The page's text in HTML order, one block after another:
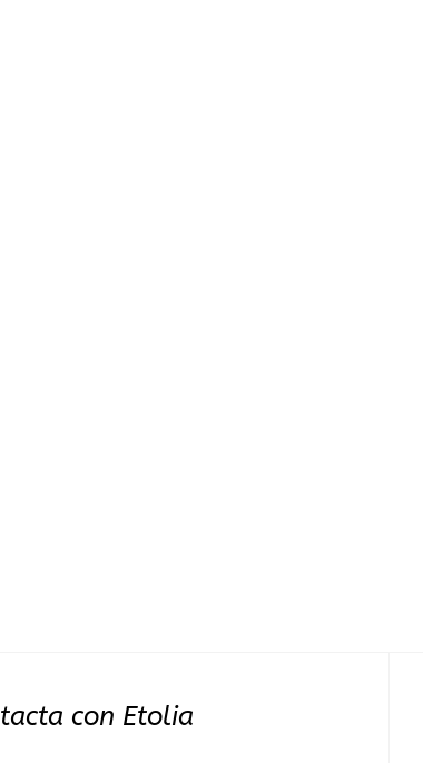
con Etolia